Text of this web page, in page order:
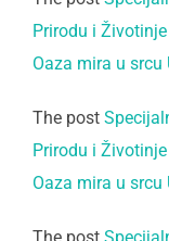
Prirodu i Životinje
Oaza mira u srcu
The post
Prirodu i Životinje
Oaza mira u srcu